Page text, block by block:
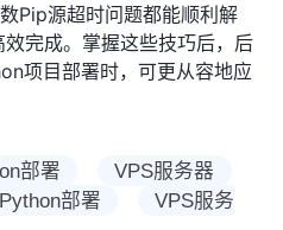
Pip源超时问题都能顺利解
完成。掌握这些技巧后，后
项目部署时，可更从容地应
部署
VPS服务器
Python部署
VPS服务